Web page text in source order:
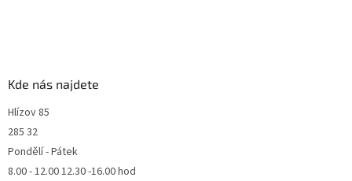
Kde nás najdete
Hlízov 85
285 32
Pondělí - Pátek
8.00 - 12.00 12.30 -16.00 hod